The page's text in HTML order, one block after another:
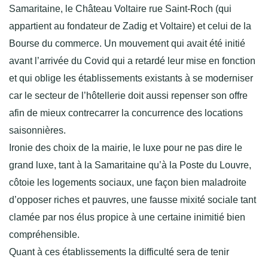
Samaritaine, le Château Voltaire rue Saint-Roch (qui
appartient au fondateur de Zadig et Voltaire) et celui de la
Bourse du commerce. Un mouvement qui avait été initié
avant l’arrivée du Covid qui a retardé leur mise en fonction
et qui oblige les établissements existants à se moderniser
car le secteur de l’hôtellerie doit aussi repenser son offre
afin de mieux contrecarrer la concurrence des locations
saisonnières.
Ironie des choix de la mairie, le luxe pour ne pas dire le
grand luxe, tant à la Samaritaine qu’à la Poste du Louvre,
côtoie les logements sociaux, une façon bien maladroite
d’opposer riches et pauvres, une fausse mixité sociale tant
clamée par nos élus propice à une certaine inimitié bien
compréhensible.
Quant à ces établissements la difficulté sera de tenir